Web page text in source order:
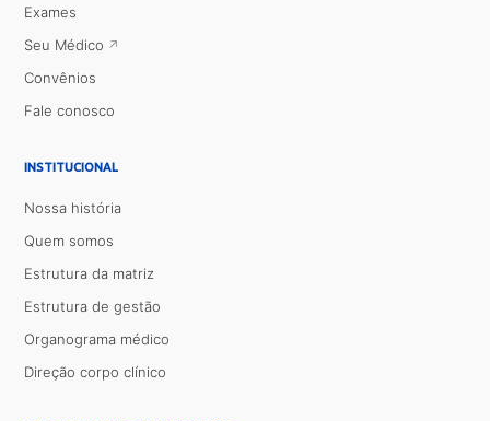
Exames
Seu Médico
Convênios
Fale conosco
INSTITUCIONAL
Nossa história
Quem somos
Estrutura da matriz
Estrutura de gestão
Organograma médico
Direção corpo clínico